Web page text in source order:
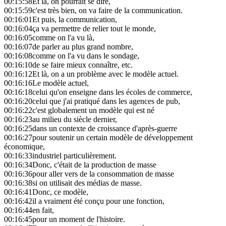
00:15:59c'est très bien, on va faire de la communication.
00:16:01Et puis, la communication,
00:16:04ça va permettre de relier tout le monde,
00:16:05comme on l'a vu là,
00:16:07de parler au plus grand nombre,
00:16:08comme on l'a vu dans le sondage,
00:16:10de se faire mieux connaître, etc.
00:16:12Et là, on a un problème avec le modèle actuel.
00:16:16Le modèle actuel,
00:16:18celui qu'on enseigne dans les écoles de commerce,
00:16:20celui que j'ai pratiqué dans les agences de pub,
00:16:22c'est globalement un modèle qui est né
00:16:23au milieu du siècle dernier,
00:16:25dans un contexte de croissance d'après-guerre
00:16:27pour soutenir un certain modèle de développement
économique,
00:16:33industriel particulièrement.
00:16:34Donc, c'était de la production de masse
00:16:36pour aller vers de la consommation de masse
00:16:38si on utilisait des médias de masse.
00:16:41Donc, ce modèle,
00:16:42il a vraiment été conçu pour une fonction,
00:16:44en fait,
00:16:45pour un moment de l'histoire.